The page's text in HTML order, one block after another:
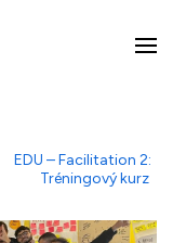
EDU – Facilitation 2:
Tréningový kurz